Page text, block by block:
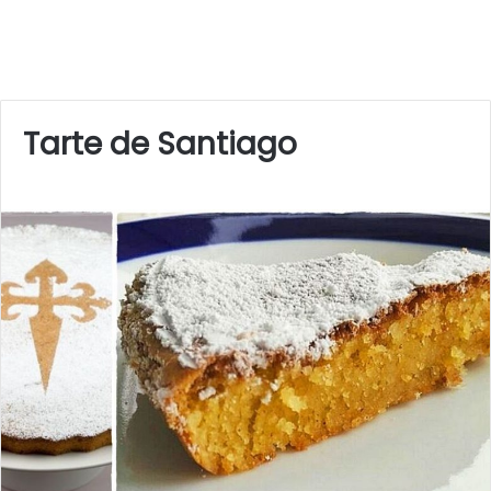
Tarte de Santiago